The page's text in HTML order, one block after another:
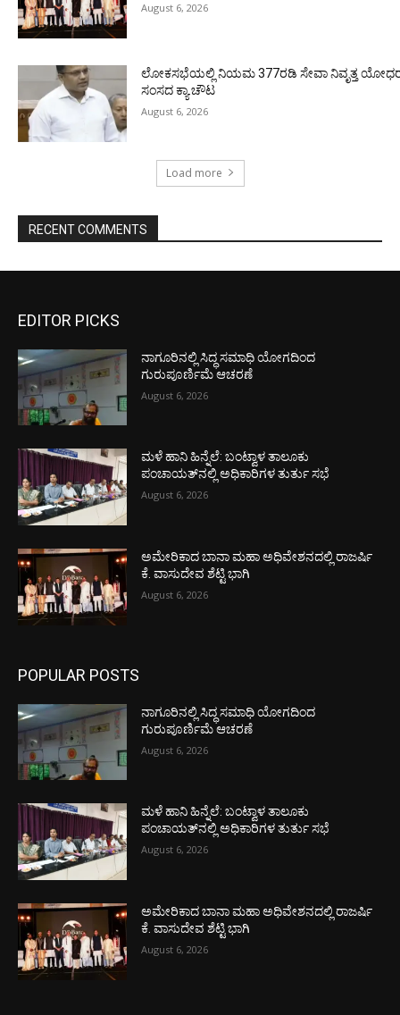
August 6, 2026
ಲೋಕಸಭೆಯಲ್ಲಿ ನಿಯಮ 377ರಡಿ ಸೇವಾ ನಿವೃತ್ತ
ಸಂಸದ ಕ್ಯಾ.ಚೌಟ
August 6, 2026
Load more
RECENT COMMENTS
EDITOR PICKS
ನಾಗೂರಿನಲ್ಲಿ ಸಿದ್ಧ ಸಮಾಧಿ ಯೋಗದಿಂದ
ಗುರುಪೂರ್ಣಿಮೆ ಆಚರಣೆ
August 6, 2026
ಮಳೆ ಹಾನಿ ಹಿನ್ನೆಲೆ: ಬಂಟ್ವಾಳ ತಾಲೂಕು
ಪಂಚಾಯತ್‌ನಲ್ಲಿ ಅಧಿಕಾರಿಗಳ ತುರ್ತು ಸಭೆ
August 6, 2026
ಅಮೇರಿಕಾದ ಬಾನಾ ಮಹಾ ಅಧಿವೇಶನದಲ್ಲಿ ರಾಜರ್ಷಿ
ಕೆ. ವಾಸುದೇವ ಶೆಟ್ಟಿ ಭಾಗಿ
August 6, 2026
POPULAR POSTS
ನಾಗೂರಿನಲ್ಲಿ ಸಿದ್ಧ ಸಮಾಧಿ ಯೋಗದಿಂದ
ಗುರುಪೂರ್ಣಿಮೆ ಆಚರಣೆ
August 6, 2026
ಮಳೆ ಹಾನಿ ಹಿನ್ನೆಲೆ: ಬಂಟ್ವಾಳ ತಾಲೂಕು
ಪಂಚಾಯತ್‌ನಲ್ಲಿ ಅಧಿಕಾರಿಗಳ ತುರ್ತು ಸಭೆ
August 6, 2026
ಅಮೇರಿಕಾದ ಬಾನಾ ಮಹಾ ಅಧಿವೇಶನದಲ್ಲಿ ರಾಜರ್ಷಿ
ಕೆ. ವಾಸುದೇವ ಶೆಟ್ಟಿ ಭಾಗಿ
August 6, 2026